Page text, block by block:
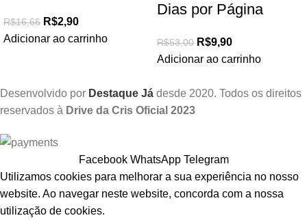
R$16,66 R$2,90
Adicionar ao carrinho
Dias por Página
R$53,00 R$9,90
Adicionar ao carrinho
Desenvolvido por Destaque Já desde 2020. Todos os direitos
reservados à Drive da Cris Oficial 2023
Facebook WhatsApp Telegram
Utilizamos cookies para melhorar a sua experiência no nosso
website. Ao navegar neste website, concorda com a nossa
utilização de cookies.